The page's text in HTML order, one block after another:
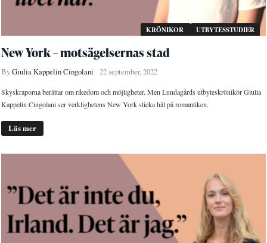
KRÖNIKOR UTBYTESSTUDIER
New York – motsägelsernas stad
ByGiulia Kappelin Cingolani 22 september, 2022
Skyskraporna berättar om rikedom och möjligheter. Men Lundagårds utbyteskrönikör Giulia
Kappelin Cingolani ser verklighetens New York sticka hål på romantiken.
Läs mer